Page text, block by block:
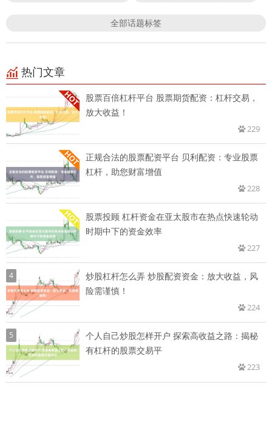
全部话题标签
热门文章
股票百倍杠杆平台 股票期货配资：杠杆交易，
放大收益！
229
正规合法的股票配资平台 贝利配资：专业股票
杠杆，助您财富增值
228
股票投顾 杠杆资金在亚太股市在热点快速轮动
时期中下的资金效率
227
4
炒股杠杆怎么弄 炒股配资资金：放大收益，风
险需谨慎！
224
5
个人自己炒股怎样开户 探索高收益之路：揭秘
有杠杆的股票交易平
223